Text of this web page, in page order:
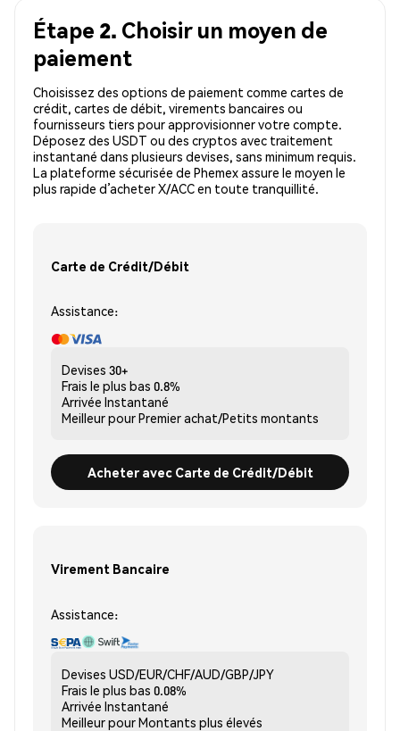
Étape 2. Choisir un moyen de
paiement
Choisissez des options de paiement comme cartes de
crédit, cartes de débit, virements bancaires ou
fournisseurs tiers pour approvisionner votre compte.
Déposez des USDT ou des cryptos avec traitement
instantané dans plusieurs devises, sans minimum requis.
La plateforme sécurisée de Phemex assure le moyen le
plus rapide d’acheter X/ACC en toute tranquillité.
Carte de Crédit/Débit
Assistance:
Devises 30+
Frais le plus bas 0.8%
Arrivée Instantané
Meilleur pourPremier achat/Petits montants
Acheter avec Carte de Crédit/Débit
Virement Bancaire
Assistance:
Devises USD/EUR/CHF/AUD/GBP/JPY
Frais le plus bas 0.08%
Arrivée Instantané
Meilleur pourMontants plus élevés